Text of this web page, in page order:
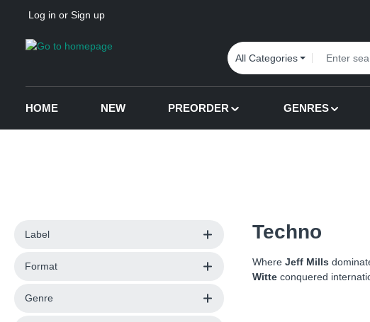
to main content
Skip to search
Skip to main navigation
Log in or Sign up
All Categories
HOME NEW PREORDER GENRES
Label
Format
Genre
Techno
Where Jeff Mills
Witte conquered